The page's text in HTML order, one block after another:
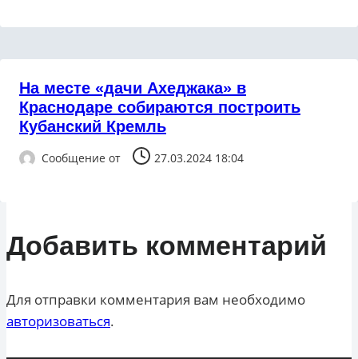
На месте «дачи Ахеджака» в
Краснодаре собираются построить
Кубанский Кремль
Сообщение от 27.03.2024 18:04
Добавить комментарий
Для отправки комментария вам необходимо
авторизоваться.